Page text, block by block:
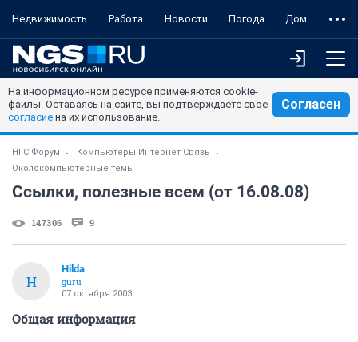
Недвижимость Работа Новости Погода Дом
На информационном ресурсе применяются cookie-
файлы. Оставаясь на сайте, вы подтверждаете свое
согласие на их использование.
Согласен
НГС.Форум
Компьютеры Интернет Связь
Околокомпьютерные темы
Ссылки, полезные всем (от 16.08.08)
147306 9
H
Hilda
guru
07 октября 2003
Общая информация